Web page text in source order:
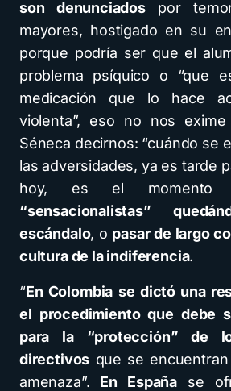
son denunciadospor
mayores, hostigado en su
porque podría ser que el
problema psíquico o “que
medicación que lo hace
violenta”, eso no nos
Séneca decirnos: “cuándo se
las adversidades, ya es tarde
hoy, es el
“sensacionalistas”
escándalo, o pasar de largo
cultura de la indiferencia.
“En Colombia se dictó una
el procedimiento que debe
para la “protección” de
directivos que se
amenaza”. En España se